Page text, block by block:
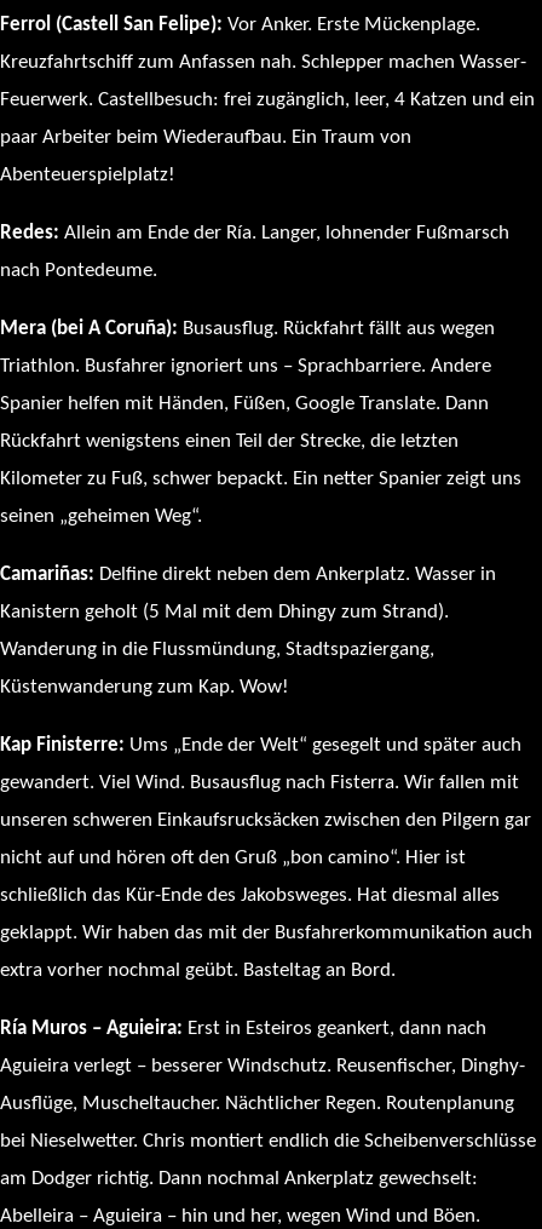
Ferrol (Castell San Felipe): Vor Anker. Erste Mückenplage.
Kreuzfahrtschiff zum Anfassen nah. Schlepper machen Wasser-
Feuerwerk. Castellbesuch: frei zugänglich, leer, 4 Katzen und ein
paar Arbeiter beim Wiederaufbau. Ein Traum von
Abenteuerspielplatz!
Redes: Allein am Ende der Ría. Langer, lohnender Fußmarsch
nach Pontedeume.
Mera (bei A Coruña): Busausflug. Rückfahrt fällt aus wegen
Triathlon. Busfahrer ignoriert uns – Sprachbarriere. Andere
Spanier helfen mit Händen, Füßen, Google Translate. Dann
Rückfahrt wenigstens einen Teil der Strecke, die letzten
Kilometer zu Fuß, schwer bepackt. Ein netter Spanier zeigt uns
seinen „geheimen Weg“.
Camariñas: Delfine direkt neben dem Ankerplatz. Wasser in
Kanistern geholt (5 Mal mit dem Dhingy zum Strand).
Wanderung in die Flussmündung, Stadtspaziergang,
Küstenwanderung zum Kap. Wow!
Kap Finisterre: Ums „Ende der Welt“ gesegelt und später auch
gewandert. Viel Wind. Busausflug nach Fisterra. Wir fallen mit
unseren schweren Einkaufsrucksäcken zwischen den Pilgern gar
nicht auf und hören oft den Gruß „bon camino“. Hier ist
schließlich das Kür-Ende des Jakobsweges. Hat diesmal alles
geklappt. Wir haben das mit der Busfahrerkommunikation auch
extra vorher nochmal geübt. Basteltag an Bord.
Ría Muros – Aguieira: Erst in Esteiros geankert, dann nach
Aguieira verlegt – besserer Windschutz. Reusenfischer, Dinghy-
Ausflüge, Muscheltaucher. Nächtlicher Regen. Routenplanung
bei Nieselwetter. Chris montiert endlich die Scheibenverschlüsse
am Dodger richtig. Dann nochmal Ankerplatz gewechselt:
Abelleira – Aguieira – hin und her, wegen Wind und Böen.